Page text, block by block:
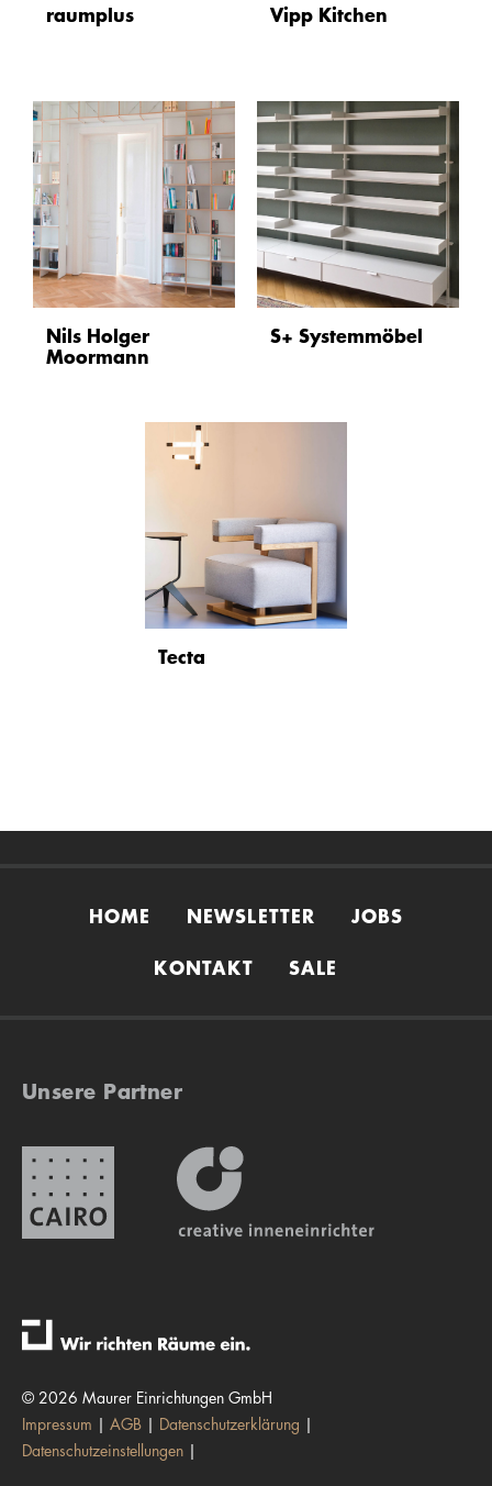
raumplus Vipp Kitchen
Nils Holger
Moormann
S+ Systemmöbel
Tecta
HOME NEWSLETTER JOBS
KONTAKT SALE
Unsere Partner
© 2026 Maurer Einrichtungen GmbH
Impressum
AGB
Datenschutzerklärung
Datenschutzeinstellungen